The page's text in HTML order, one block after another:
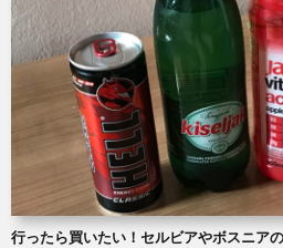
行ったら買いたい！セルビアやボスニア